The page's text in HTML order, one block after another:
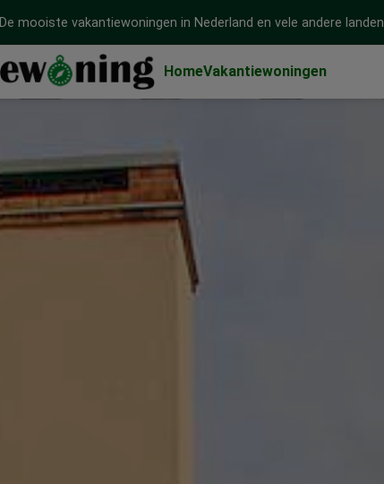
De mooiste vakantiewoningen in Nederland en vele andere landen
HomeVakantiewoningen